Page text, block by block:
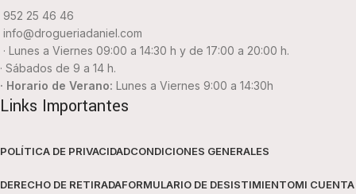
952 25 46 46
info@drogueriadaniel.com
· Lunes a Viernes 09:00 a 14:30 h y de 17:00 a 20:00 h.
· Sábados de 9 a 14 h.
· Horario de Verano: Lunes a Viernes 9:00 a 14:30h
Links Importantes
POLÍTICA DE PRIVACIDADCONDICIONES GENERALES
DERECHO DE RETIRADAFORMULARIO DE DESISTIMIENTOMI CUENTA